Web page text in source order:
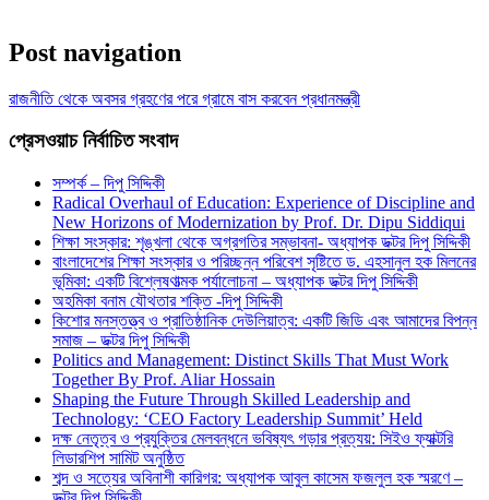
Post navigation
রাজনীতি থেকে অবসর গ্রহণের পরে গ্রামে বাস করবেন প্রধানমন্ত্রী
প্রেসওয়াচ নির্বাচিত সংবাদ
সম্পর্ক – দিপু সিদ্দিকী
Radical Overhaul of Education: Experience of Discipline and
New Horizons of Modernization by Prof. Dr. Dipu Siddiqui
শিক্ষা সংস্কার: শৃঙ্খলা থেকে অগ্রগতির সম্ভাবনা- অধ্যাপক ডক্টর দিপু সিদ্দিকী
বাংলাদেশের শিক্ষা সংস্কার ও পরিচ্ছন্ন পরিবেশ সৃষ্টিতে ড. এহসানুল হক মিলনের
ভূমিকা: একটি বিশ্লেষণাত্মক পর্যালোচনা – অধ্যাপক ডক্টর দিপু সিদ্দিকী
অহমিকা বনাম যৌথতার শক্তি -দিপু সিদ্দিকী
কিশোর মনস্তত্ত্ব ও প্রাতিষ্ঠানিক দেউলিয়াত্ব: একটি জিডি এবং আমাদের বিপন্ন
সমাজ – ডক্টর দিপু সিদ্দিকী
Politics and Management: Distinct Skills That Must Work
Together By Prof. Aliar Hossain
Shaping the Future Through Skilled Leadership and
Technology: ‘CEO Factory Leadership Summit’ Held
দক্ষ নেতৃত্ব ও প্রযুক্তির মেলবন্ধনে ভবিষ্যৎ গড়ার প্রত্যয়: সিইও ফ্যাক্টরি
লিডারশিপ সামিট অনুষ্ঠিত
শব্দ ও সত্যের অবিনাশী কারিগর: অধ্যাপক আবুল কাসেম ফজলুল হক স্মরণে –